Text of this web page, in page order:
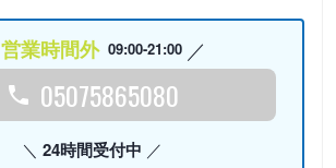
営業時間外 09:00-21:00
05075865080
24時間受付中